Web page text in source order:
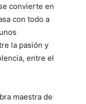
convierte en
con todo a
la pasión y
entre el
maestra de